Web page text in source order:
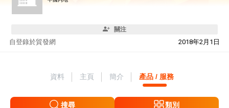
關注
自 2018年2月1日
登錄於貿發網
資料 主頁 簡介 產品 / 服務
搜尋 類別